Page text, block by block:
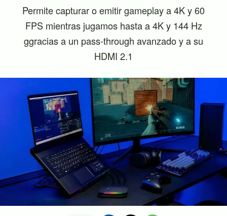
Permite capturar o emitir gameplay a 4K y 60
FPS mientras jugamos hasta a 4K y 144 Hz
ggracias a un pass-through avanzado y a su
HDMI 2.1